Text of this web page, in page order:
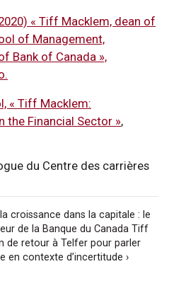
« Tiff Macklem, dean of
of Management,
Bank of Canada »,
« Tiff Macklem:
the Financial Sector »,
du Centre des carrières
croissance dans la capitale : le
de la Banque du Canada Tiff
de retour à Telfer pour parler
en contexte d’incertitude ›